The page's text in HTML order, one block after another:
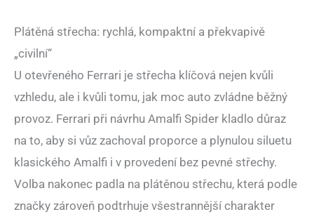
Plátěná střecha: rychlá, kompaktní a překvapivě
„civilní“
U otevřeného Ferrari je střecha klíčová nejen kvůli
vzhledu, ale i kvůli tomu, jak moc auto zvládne běžný
provoz. Ferrari při návrhu Amalfi Spider kladlo důraz
na to, aby si vůz zachoval proporce a plynulou siluetu
klasického Amalfi i v provedení bez pevné střechy.
Volba nakonec padla na plátěnou střechu, která podle
značky zároveň podtrhuje všestrannější charakter